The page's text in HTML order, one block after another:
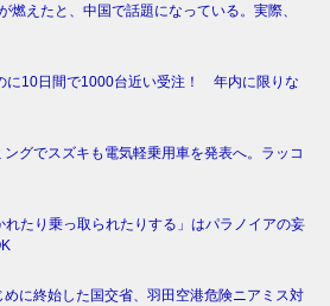
燃えたと、中国で話題になっている。実際、
に10日間で1000台近い受注！ 年内に限りな
グでスズキも電気軽乗用車を発表へ。ラッコ
れたり乗っ取られたりする」はパラノイアの妄
に終始した国交省、羽田空港危険ニアミス対